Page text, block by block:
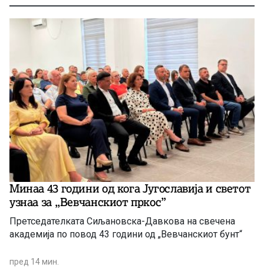
Минаа 43 години од кога Југославија и светот
узнаа за ,,Вевчанскиот пркос”
Претседателката Сиљановска-Давкова на свечена
академија по повод 43 години од „Вевчанскиот бунт“
пред 14 мин.